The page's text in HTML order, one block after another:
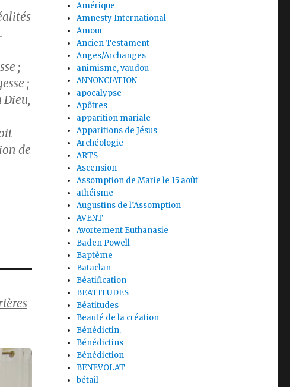
;
;
Dieu,
de
Amérique
Amnesty International
Amour
Ancien Testament
Anges/Archanges
animisme, vaudou
ANNONCIATION
apocalypse
Apôtres
apparition mariale
Apparitions de Jésus
Archéologie
ARTS
Ascension
Assomption de Marie le 15 août
athéisme
Augustins de l’Assomption
AVENT
Avortement Euthanasie
Baden Powell
Baptème
Bataclan
Béatification
BEATITUDES
Béatitudes
Beauté de la création
Bénédictin.
Bénédictins
Bénédiction
BENEVOLAT
bétail